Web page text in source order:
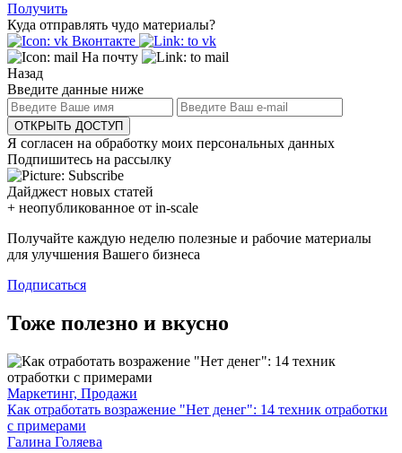
Получить
Куда отправлять чудо материалы?
Вконтакте
На почту
Назад
Введите данные ниже
ОТКРЫТЬ ДОСТУП
Я согласен на обработку моих персональных данных
Подпишитесь на рассылку
Дайджест новых статей
+ неопубликованное от in-scale
Получайте каждую неделю полезные и рабочие материалы
для улучшения Вашего бизнеса
Подписаться
Тоже полезно и вкусно
Маркетинг, Продажи
Как отработать возражение "Нет денег": 14 техник отработки
с примерами
Галина Голяева